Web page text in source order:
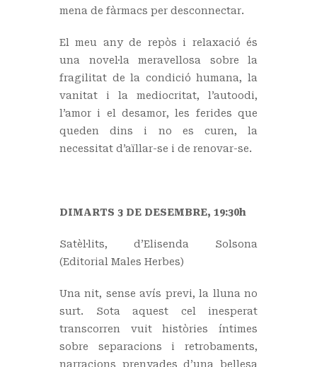
mena de fàrmacs per desconnectar.
El meu any de repòs i relaxació és
una novel·la meravellosa sobre la
fragilitat de la condició humana, la
vanitat i la mediocritat, l’autoodi,
l’amor i el desamor, les ferides que
queden dins i no es curen, la
necessitat d’aïllar-se i de renovar-se.
DIMARTS 3 DE DESEMBRE, 19:30h
Satèl·lits, d’Elisenda Solsona
(Editorial Males Herbes)
Una nit, sense avís previ, la lluna no
surt. Sota aquest cel inesperat
transcorren vuit històries íntimes
sobre separacions i retrobaments,
narracions prenyades d’una bellesa